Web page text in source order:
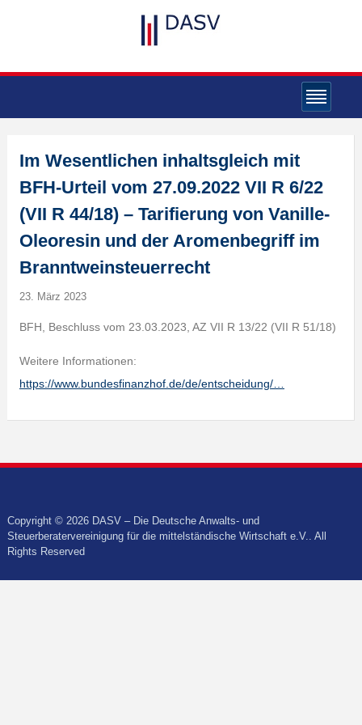
Im Wesentlichen inhaltsgleich mit
BFH-Urteil vom 27.09.2022 VII R 6/22
(VII R 44/18) – Tarifierung von Vanille-
Oleoresin und der Aromenbegriff im
Branntweinsteuerrecht
23. März 2023
BFH, Beschluss vom 23.03.2023, AZ VII R 13/22 (VII R 51/18)
Weitere Informationen:
https://www.bundesfinanzhof.de/de/entscheidung/…
Copyright © 2026 DASV – Die Deutsche Anwalts- und
Steuerberatervereinigung für die mittelständische Wirtschaft e.V.. All
Rights Reserved